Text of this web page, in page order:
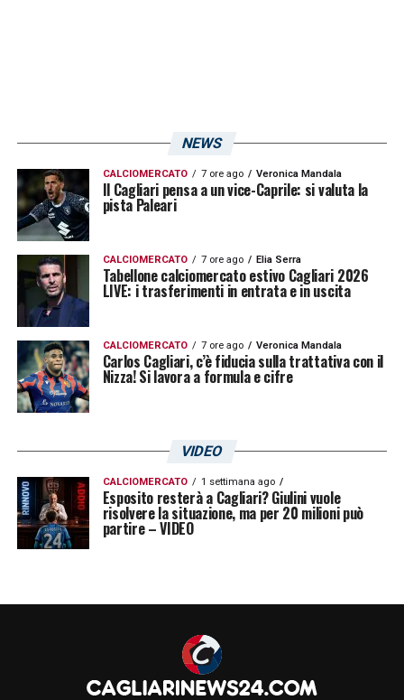
NEWS
CALCIOMERCATO 7 ore ago Veronica Mandala
Il Cagliari pensa a un vice-Caprile: si valuta la
pista Paleari
CALCIOMERCATO 7 ore ago Elia Serra
Tabellone calciomercato estivo Cagliari 2026
LIVE: i trasferimenti in entrata e in uscita
CALCIOMERCATO 7 ore ago Veronica Mandala
Carlos Cagliari, c’è fiducia sulla trattativa con il
Nizza! Si lavora a formula e cifre
VIDEO
CALCIOMERCATO 1 settimana ago
Esposito resterà a Cagliari? Giulini vuole
risolvere la situazione, ma per 20 milioni può
partire – VIDEO